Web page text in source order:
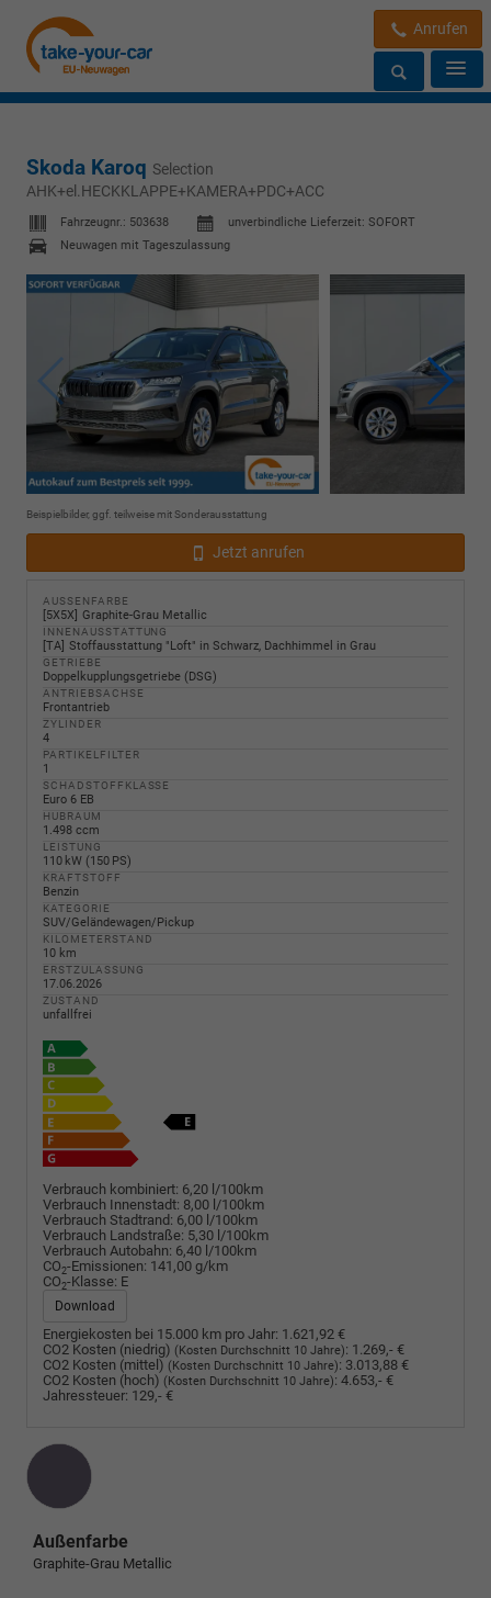
Anrufen
Skoda Karoq Selection
AHK+el.HECKKLAPPE+KAMERA+PDC+ACC
Fahrzeugnr.: 503638
unverbindliche Lieferzeit: SOFORT
Neuwagen mit Tageszulassung
Beispielbilder, ggf. teilweise mit Sonderausstattung
Jetzt anrufen
AUSSENFARBE
5X5X Graphite-Grau Metallic
INNENAUSSTATTUNG
TA Stoffausstattung "Loft" in Schwarz, Dachhimmel in Grau
GETRIEBE
Doppelkupplungsgetriebe (DSG)
ANTRIEBSACHSE
Frontantrieb
ZYLINDER
4
PARTIKELFILTER
1
SCHADSTOFFKLASSE
Euro 6 EB
HUBRAUM
1.498 ccm
LEISTUNG
110 kW (150 PS)
KRAFTSTOFF
Benzin
KATEGORIE
SUV/Geländewagen/Pickup
KILOMETERSTAND
10 km
ERSTZULASSUNG
17.06.2026
ZUSTAND
unfallfrei
Verbrauch kombiniert: 6,20 l/100km
Verbrauch Innenstadt: 8,00 l/100km
Verbrauch Stadtrand: 6,00 l/100km
Verbrauch Landstraße: 5,30 l/100km
Verbrauch Autobahn: 6,40 l/100km
CO2-Emissionen: 141,00 g/km
CO2-Klasse: E
Download
Energiekosten bei 15.000 km pro Jahr: 1.621,92 €
CO2 Kosten (niedrig) (Kosten Durchschnitt 10 Jahre): 1.269,- €
CO2 Kosten (mittel) (Kosten Durchschnitt 10 Jahre): 3.013,88 €
CO2 Kosten (hoch) (Kosten Durchschnitt 10 Jahre): 4.653,- €
Jahressteuer: 129,- €
Außenfarbe
Graphite-Grau Metallic